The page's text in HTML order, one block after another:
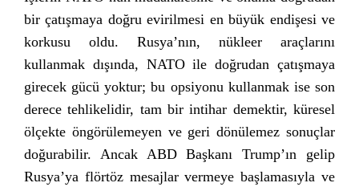
bir çatışmaya doğru evirilmesi en büyük endişesi ve
korkusu oldu. Rusya’nın, nükleer araçlarını
kullanmak dışında, NATO ile doğrudan çatışmaya
girecek gücü yoktur; bu opsiyonu kullanmak ise son
derece tehlikelidir, tam bir intihar demektir, küresel
ölçekte öngörülemeyen ve geri dönülemez sonuçlar
doğurabilir. Ancak ABD Başkanı Trump’ın gelip
Rusya’ya flörtöz mesajlar vermeye başlamasıyla ve